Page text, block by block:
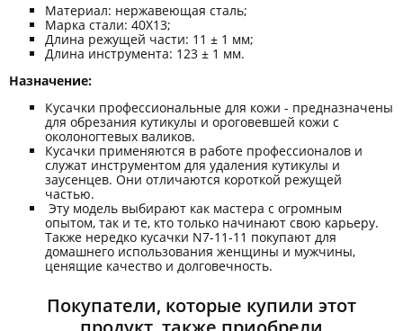
Материал: нержавеющая сталь;
Марка стали: 40Х13;
Длина режущей части: 11 ± 1 мм;
Длина инструмента: 123 ± 1 мм.
Назначение:
Кусачки профессиональные для кожи - предназначены
для обрезания кутикулы и ороговевшей кожи с
околоногтевых валиков.
Кусачки применяются в работе профессионалов и
служат инструментом для удаления кутикулы и
заусенцев. Они отличаются короткой режущей
частью.
Эту модель выбирают как мастера с огромным
опытом, так и те, кто только начинают свою карьеру.
Также нередко кусачки N7-11-11 покупают для
домашнего использования женщины и мужчины,
ценящие качество и долговечность.
Покупатели, которые купили этот